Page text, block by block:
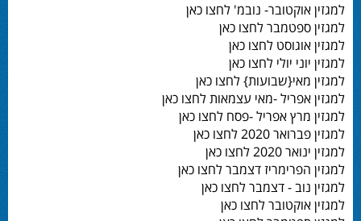
למגזין אוקטובר- נובמ' לחצו כאן
למגזין ספטמבר לחצו כאן
למגזין אוגוסט לחצו כאן
למגזין יוני יולי לחצו כאן
למגזין מאי{שבועות} לחצו כאן
למגזין אפריל -מאי עצמאות לחצו כאן
למגזין מרץ אפריל -פסח לחצו כאן
למגזין פברואר 2020 לחצו כאן
למגזין ינואר 2020 לחצו כאן
למגזין הפרימריז דצמבר לחצו כאן
למגזין נוב - דצמבר לחצו כאן
למגזין אוקטובר לחצו כאן